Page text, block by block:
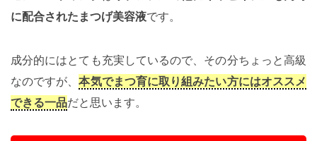
に配合されたまつげ美容液です。
成分的にはとても充実しているので、その分ちょっと高級
なのですが、本気でまつ育に取り組みたい方にはオススメ
できる一品だと思います。